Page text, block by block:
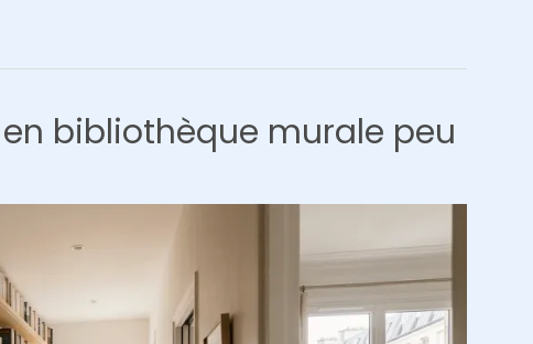
bibliothèque murale peu